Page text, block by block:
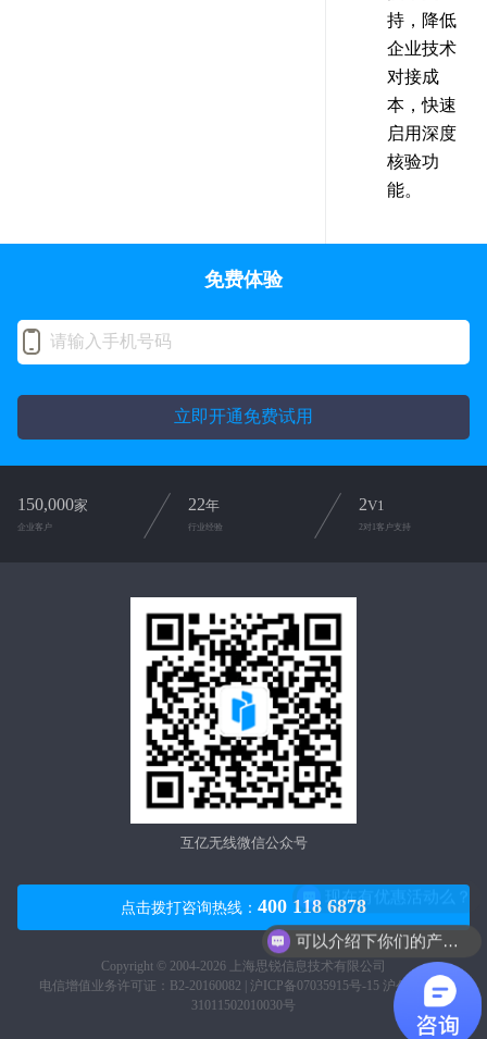
持，降低
企业技术
对接成
本，快速
启用深度
核验功
能。
免费体验
立即开通免费试用
150,000家
企业客户
22年
行业经验
2V1
2对1客户支持
互亿无线微信公众号
点击拨打咨询热线： 400 118 6878
Copyright © 2004-2026 上海思锐信息技术有限公司
电信增值业务许可证：B2-20160082 | 沪ICP备07035915号-15 沪公网安备
31011502010030号
可以介绍下你们的产品么？